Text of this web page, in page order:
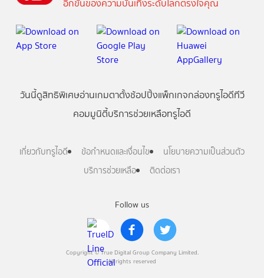
Follow us
Copyright © True Digital Group Company Limited.
All rights reserved
อีกขั้นของความบันเทิงระดับโลกตรงใจคุณ
วันนี้ดูสิทธิพิเศษอ่านเกมตาตั้งช้อปปิ้งแพ็กเกจกล่องทรูไอดีทีวี
คอมมูนิตี้บริการช่วยเหลือทรูไอดี
เกี่ยวกับทรูไอดี ข้อกำหนดและเงื่อนไข
นโยบายความเป็นส่วนตัว
บริการช่วยเหลือ
ติดต่อเรา